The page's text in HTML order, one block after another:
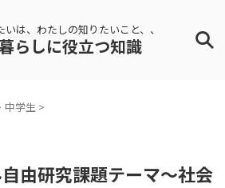
は、わたしの知りたいこと、、
らしに役立つ知識
中学生 >
由研究課題テーマ～社会